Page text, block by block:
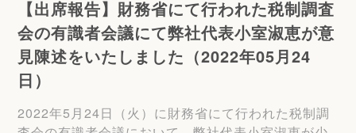
【出席報告】財務省にて行われた税制調査
会の有識者会議にて弊社代表小室淑恵が意
見陳述をいたしました（2022年05月24
日）
2022年5月24日（火）に財務省にて行われた税制調